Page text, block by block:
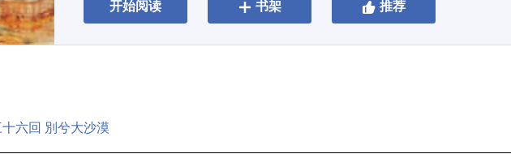
开始阅读 书架 推荐
六回 別兮大沙漠